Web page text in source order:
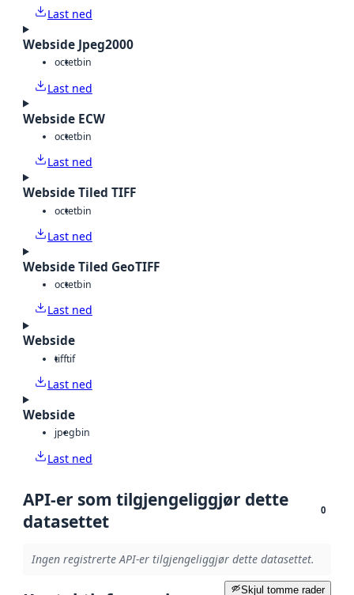
Last ned
Webside Jpeg2000
octetbin
Last ned
Webside ECW
octetbin
Last ned
Webside Tiled TIFF
octetbin
Last ned
Webside Tiled GeoTIFF
octetbin
Last ned
Webside
tifftif
Last ned
Webside
jpegbin
Last ned
API-er som tilgjengeliggjør dette
datasettet
0
Ingen registrerte API-er tilgjengeliggjør dette datasettet.
Skjul tomme rader